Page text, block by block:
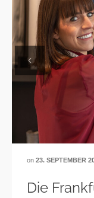
Previous
on 23. SEPTEMBER
Die